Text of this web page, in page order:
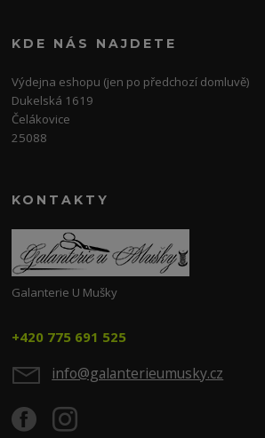
KDE NÁS NAJDETE
Výdejna eshopu (jen po předchozí domluvě)
Dukelská 1619
Čelákovice
25088
KONTAKTY
Galanterie U Mušky
+420 775 691 525
info@galanterieumusky.cz